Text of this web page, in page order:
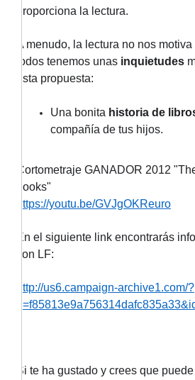
proporciona la lectura.
A menudo, la lectura no nos
todos tenemos unas inquietudes
esta propuesta:
Una bonita historia de
compañía de tus hijos.
Cortometraje GANADOR 2012
books"
https://youtu.be/GVJgOKReuro
En el siguiente link encontrarás
con LF:
http://us6.campaign-archive1.com/?
Si te ha gustado y crees que